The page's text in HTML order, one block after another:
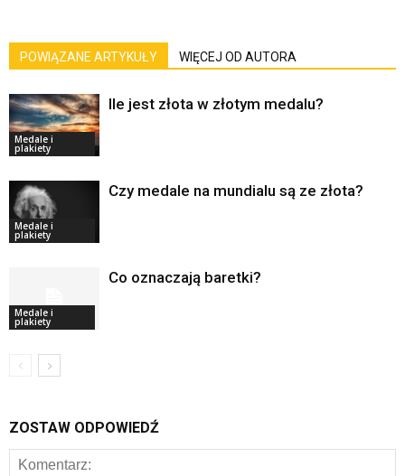
POWIĄZANE ARTYKUŁY WIĘCEJ OD AUTORA
Medale i
plakiety
Ile jest złota w złotym medalu?
Medale i
plakiety
Czy medale na mundialu są ze złota?
Medale i
plakiety
Co oznaczają baretki?
ZOSTAW ODPOWIEDŹ